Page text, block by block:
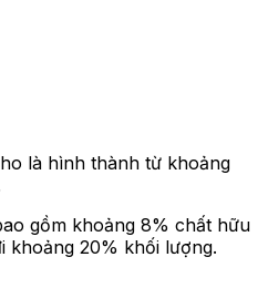
là hình thành từ khoảng
gồm khoảng 8% chất hữu
khoảng 20% khối lượng.